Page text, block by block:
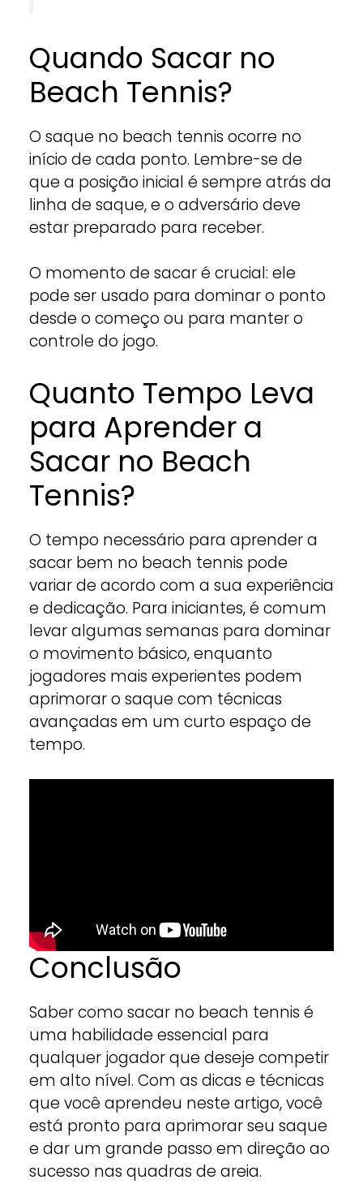
Quando Sacar no
Beach Tennis?
O saque no beach tennis ocorre no
início de cada ponto. Lembre-se de
que a posição inicial é sempre atrás da
linha de saque, e o adversário deve
estar preparado para receber.
O momento de sacar é crucial: ele
pode ser usado para dominar o ponto
desde o começo ou para manter o
controle do jogo.
Quanto Tempo Leva
para Aprender a
Sacar no Beach
Tennis?
O tempo necessário para aprender a
sacar bem no beach tennis pode
variar de acordo com a sua experiência
e dedicação. Para iniciantes, é comum
levar algumas semanas para dominar
o movimento básico, enquanto
jogadores mais experientes podem
aprimorar o saque com técnicas
avançadas em um curto espaço de
tempo.
Conclusão
Saber como sacar no beach tennis é
uma habilidade essencial para
qualquer jogador que deseje competir
em alto nível. Com as dicas e técnicas
que você aprendeu neste artigo, você
está pronto para aprimorar seu saque
e dar um grande passo em direção ao
sucesso nas quadras de areia.